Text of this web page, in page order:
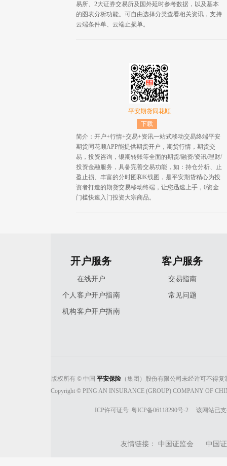
易所、2大证券交易所及国外延时参考数据，以及基本
的图表分析功能。可自由选择分类查看相关资讯，支持
云端条件单、云端止损单。
平安期货同花顺
下载
简介：开户+行情+交易+资讯一站式移动交易终端平安
期货同花顺APP能提供期货开户，期货行情，期货交
易，投资咨询，银期转账等全面的期货/融资/资讯/理财/
投资金融服务，具备完善交易功能，如：持仓分析、止
盈止损、丰富的分时图和K线图，是平安期货精心为投
资者打造的期货交易移动终端，让您迅速上手，0资金
门槛快速入门投资大宗商品。
开户服务
在线开户
个人客户开户指南
机构客户开户指南
客户服务
交易指南
常见问题
版权所有 © 中国 平安保险 （集团）股份有限公司未经许可不得
Copyright © PING AN INSURANCE (GROUP) COMPANY OF
ICP许可证号 粤ICP备06118290号-2 该网站已
友情链接： 中国证监会 中国